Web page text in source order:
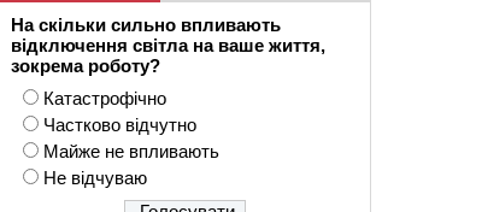
На скільки сильно впливають
відключення світла на ваше життя,
зокрема роботу?
Катастрофічно
Частково відчутно
Майже не впливають
Не відчуваю